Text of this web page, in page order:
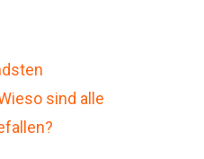
sind alle